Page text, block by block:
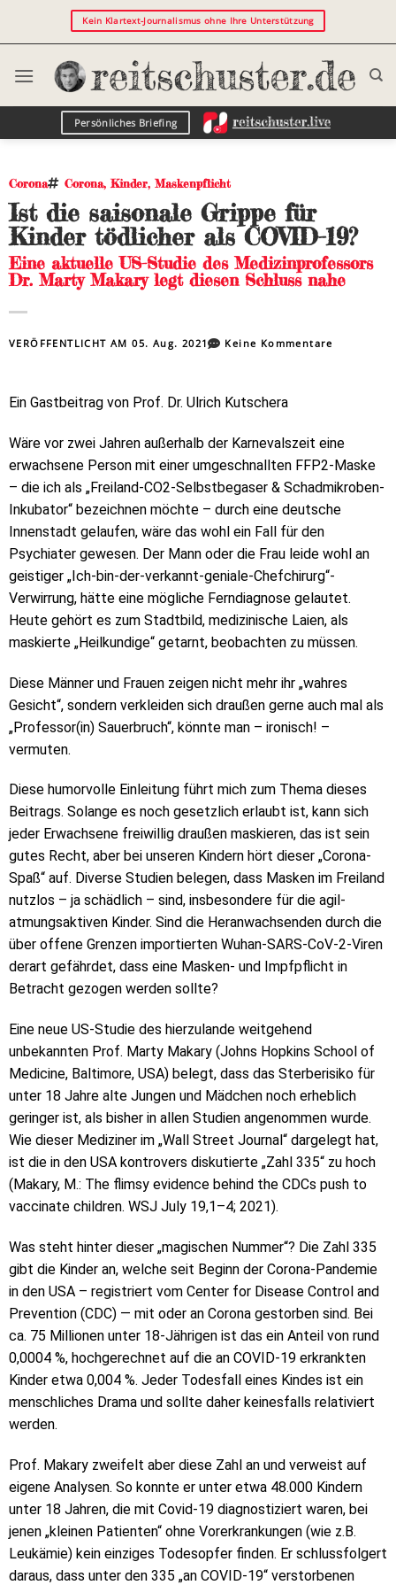
Kein Klartext-Journalismus ohne Ihre Unterstützung
Persönliches Briefing
Corona Corona, Kinder, Maskenpflicht
Ist die saisonale Grippe für
Kinder tödlicher als COVID-19?
Eine aktuelle US-Studie des Medizinprofessors
Dr. Marty Makary legt diesen Schluss nahe
VERÖFFENTLICHT AM05. Aug. 2021 Keine Kommentare
Ein Gastbeitrag von Prof. Dr. Ulrich Kutschera
Wäre vor zwei Jahren außerhalb der Karnevalszeit eine
erwachsene Person mit einer umgeschnallten FFP2-Maske
– die ich als „Freiland-CO2-Selbstbegaser & Schadmikroben-
Inkubator“ bezeichnen möchte – durch eine deutsche
Innenstadt gelaufen, wäre das wohl ein Fall für den
Psychiater gewesen. Der Mann oder die Frau leide wohl an
geistiger „Ich-bin-der-verkannt-geniale-Chefchirurg“-
Verwirrung, hätte eine mögliche Ferndiagnose gelautet.
Heute gehört es zum Stadtbild, medizinische Laien, als
maskierte „Heilkundige“ getarnt, beobachten zu müssen.
Diese Männer und Frauen zeigen nicht mehr ihr „wahres
Gesicht“, sondern verkleiden sich draußen gerne auch mal als
„Professor(in) Sauerbruch“, könnte man – ironisch! –
vermuten.
Diese humorvolle Einleitung führt mich zum Thema dieses
Beitrags. Solange es noch gesetzlich erlaubt ist, kann sich
jeder Erwachsene freiwillig draußen maskieren, das ist sein
gutes Recht, aber bei unseren Kindern hört dieser „Corona-
Spaß“ auf. Diverse Studien belegen, dass Masken im Freiland
nutzlos – ja schädlich – sind, insbesondere für die agil-
atmungsaktiven Kinder. Sind die Heranwachsenden durch die
über offene Grenzen importierten Wuhan-SARS-CoV-2-Viren
derart gefährdet, dass eine Masken- und Impfpflicht in
Betracht gezogen werden sollte?
Eine neue US-Studie des hierzulande weitgehend
unbekannten Prof. Marty Makary (Johns Hopkins School of
Medicine, Baltimore, USA) belegt, dass das Sterberisiko für
unter 18 Jahre alte Jungen und Mädchen noch erheblich
geringer ist, als bisher in allen Studien angenommen wurde.
Wie dieser Mediziner im „Wall Street Journal“ dargelegt hat,
ist die in den USA kontrovers diskutierte „Zahl 335“ zu hoch
(Makary, M.: The flimsy evidence behind the CDCs push to
vaccinate children. WSJ July 19,1–4; 2021).
Was steht hinter dieser „magischen Nummer“? Die Zahl 335
gibt die Kinder an, welche seit Beginn der Corona-Pandemie
in den USA – registriert vom Center for Disease Control and
Prevention (CDC) — mit oder an Corona gestorben sind. Bei
ca. 75 Millionen unter 18-Jährigen ist das ein Anteil von rund
0,0004 %, hochgerechnet auf die an COVID-19 erkrankten
Kinder etwa 0,004 %. Jeder Todesfall eines Kindes ist ein
menschliches Drama und sollte daher keinesfalls relativiert
werden.
Prof. Makary zweifelt aber diese Zahl an und verweist auf
eigene Analysen. So konnte er unter etwa 48.000 Kindern
unter 18 Jahren, die mit Covid-19 diagnostiziert waren, bei
jenen „kleinen Patienten“ ohne Vorerkrankungen (wie z.B.
Leukämie) kein einziges Todesopfer finden. Er schlussfolgert
daraus, dass unter den 335 „an COVID-19“ verstorbenen